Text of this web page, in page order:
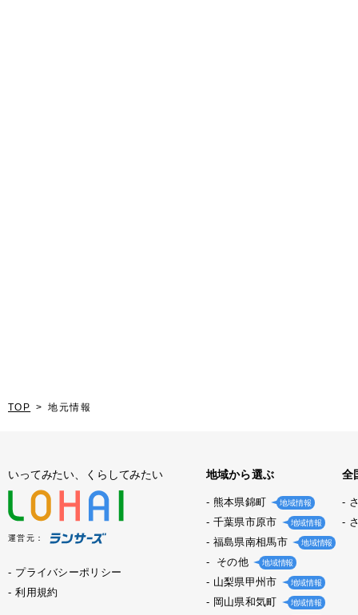
TOP 地元情報
いってみたい、くらしてみたい
運営元：
プライバシーポリシー
利用規約
地域から選ぶ
熊本県錦町 地域情報
千葉県市原市 地域情報
福島県南相馬市 地域情報
その他 地域情報
山梨県甲州市 地域情報
岡山県和気町 地域情報
全